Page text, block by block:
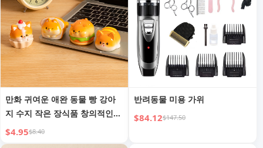
만화 귀여운 애완 동물 빵 강아
지 수지 작은 장식품 창의적인
사무실 공부 책상 장식품 미니
작은 선물
$4.95$8.40
반려동물 미용 가위
$84.12$147.50